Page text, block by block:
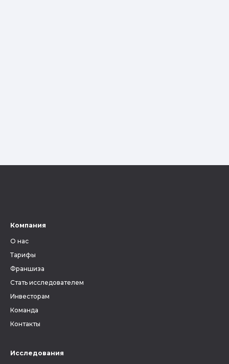
Компания
О нас
Тарифы
Франшиза
Стать исследователем
Инвесторам
Команда
Контакты
Исследования